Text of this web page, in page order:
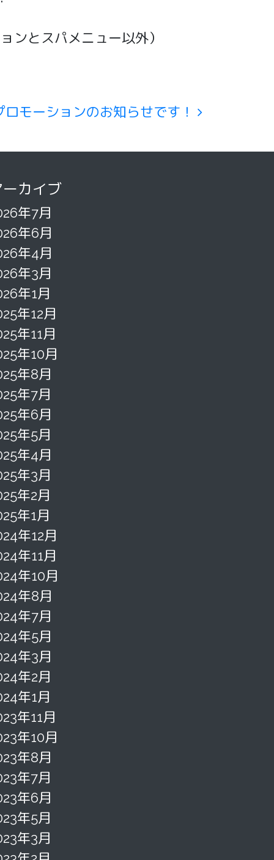
ンとスパメニュー以外）
ロモーションのお知らせです！
カイブ
年7月
年6月
年4月
年3月
年1月
年12月
年11月
年10月
年8月
年7月
年6月
年5月
年4月
年3月
年2月
年1月
年12月
年11月
年10月
年8月
年7月
年5月
年3月
年2月
年1月
年11月
年10月
年8月
年7月
年6月
年5月
年3月